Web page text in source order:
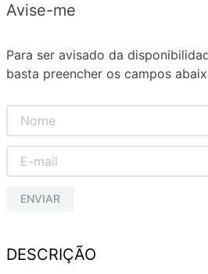
Avise-me
Para ser avisado da
basta preencher os campos
ENVIAR
DESCRIÇÃO